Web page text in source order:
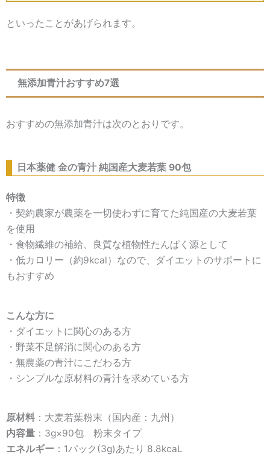
といったことがあげられます。
無添加青汁おすすめ7選
おすすめの無添加青汁は次のとおりです。
日本薬健 金の青汁 純国産大麦若葉 90包
特徴
・契約農家が農薬を一切使わずに育てた純国産の大麦若葉
を使用
・食物繊維の補給、良質な植物性たんぱく源として
・低カロリー（約9kcal）なので、ダイエットのサポートに
もおすすめ
こんな方に
・ダイエットに関心のある方
・野菜不足解消に関心のある方
・無農薬の青汁にこだわる方
・シンプルな原材料の青汁を求めている方
原材料 ：大麦若葉粉末（国内産：九州）
内容量 ：3g×90包 粉末タイプ
エネルギー ：1パック(3g)あたり 8.8kcaL